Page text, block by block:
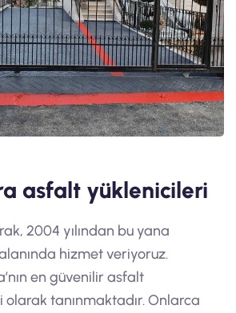
asfalt yüklenicileri
2004 yılından bu yana
hizmet veriyoruz.
en güvenilir asfalt
tanınmaktadır. Onlarca